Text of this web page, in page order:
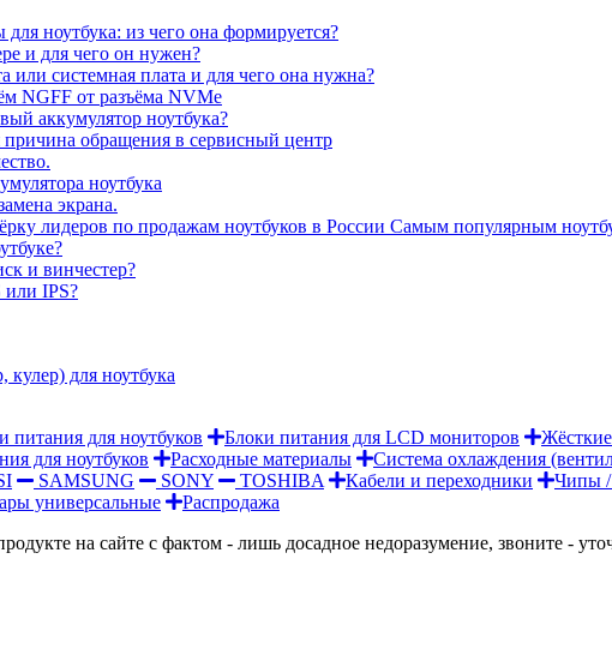
ноутбука: из чего она формируется?
и для чего он нужен?
или системная плата и для чего она нужна?
NGFF от разъёма NVMe
аккумулятор ноутбука?
причина обращения в сервисный центр
ноутбука
экрана.
лидеров по продажам ноутбуков в России Самым популярным
и винчестер?
IPS?
кулер) для ноутбука
питания для ноутбуков Блоки питания для LCD мониторов
для ноутбуков Расходные материалы Система охлаждения
SAMSUNG SONY TOSHIBA Кабели и переходники Чипы /
универсальные
Распродажа
на сайте с фактом - лишь досадное недоразумение, звоните -